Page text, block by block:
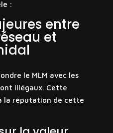
:
entre
et
le MLM avec les
illégaux. Cette
la réputation de cette